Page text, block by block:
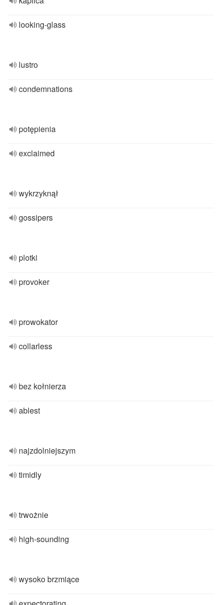
looking-glass
lustro
condemnations
potępienia
exclaimed
wykrzyknął
gossipers
plotki
provoker
prowokator
collarless
bez kołnierza
ablest
najzdolniejszym
timidly
trwożnie
high-sounding
wysoko brzmiące